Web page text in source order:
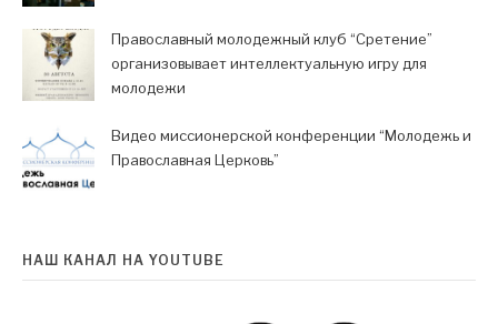
Православный молодежный клуб “Сретение”
организовывает интеллектуальную игру для
молодежи
Видео миссионерской конференции “Молодежь и
Православная Церковь”
НАШ КАНАЛ НА YOUTUBE